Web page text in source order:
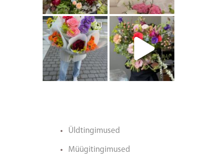
artishokflow artishokflow
Üldtingimused
Müügitingimused